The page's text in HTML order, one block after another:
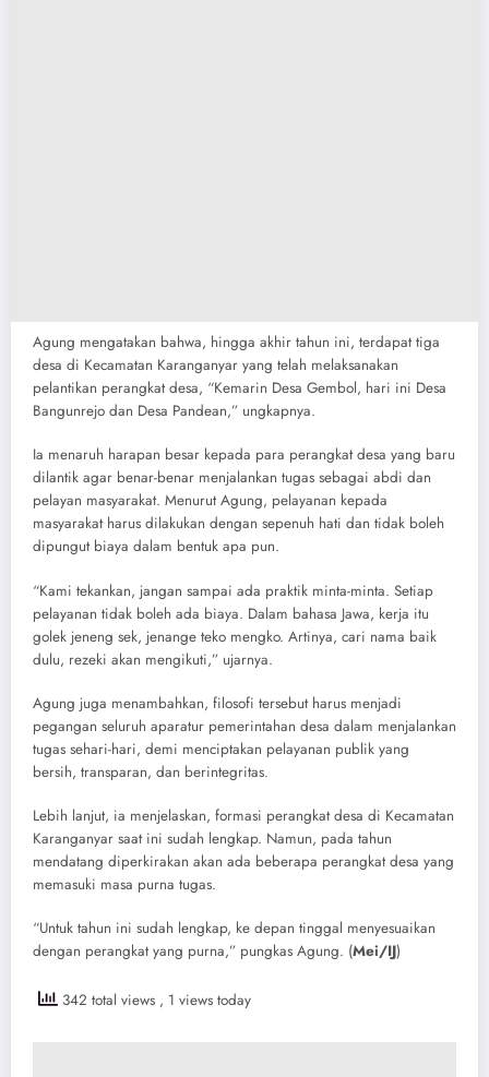
Agung mengatakan bahwa, hingga akhir tahun ini, terdapat tiga
desa di Kecamatan Karanganyar yang telah melaksanakan
pelantikan perangkat desa, “Kemarin Desa Gembol, hari ini Desa
Bangunrejo dan Desa Pandean,” ungkapnya.
Ia menaruh harapan besar kepada para perangkat desa yang baru
dilantik agar benar-benar menjalankan tugas sebagai abdi dan
pelayan masyarakat. Menurut Agung, pelayanan kepada
masyarakat harus dilakukan dengan sepenuh hati dan tidak boleh
dipungut biaya dalam bentuk apa pun.
“Kami tekankan, jangan sampai ada praktik minta-minta. Setiap
pelayanan tidak boleh ada biaya. Dalam bahasa Jawa, kerja itu
golek jeneng sek, jenange teko mengko. Artinya, cari nama baik
dulu, rezeki akan mengikuti,” ujarnya.
Agung juga menambahkan, filosofi tersebut harus menjadi
pegangan seluruh aparatur pemerintahan desa dalam menjalankan
tugas sehari-hari, demi menciptakan pelayanan publik yang
bersih, transparan, dan berintegritas.
Lebih lanjut, ia menjelaskan, formasi perangkat desa di Kecamatan
Karanganyar saat ini sudah lengkap. Namun, pada tahun
mendatang diperkirakan akan ada beberapa perangkat desa yang
memasuki masa purna tugas.
“Untuk tahun ini sudah lengkap, ke depan tinggal menyesuaikan
dengan perangkat yang purna,” pungkas Agung. (Mei/IJ)
342 total views , 1 views today